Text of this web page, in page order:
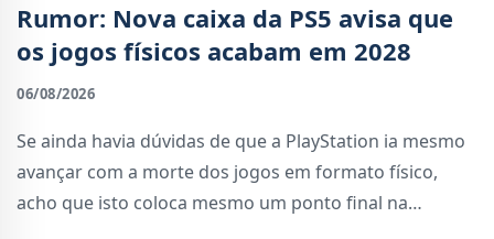
Rumor: Nova caixa da PS5 avisa que
os jogos físicos acabam em 2028
06/08/2026
Se ainda havia dúvidas de que a PlayStation ia mesmo
avançar com a morte dos jogos em formato físico,
acho que isto coloca mesmo um ponto final na